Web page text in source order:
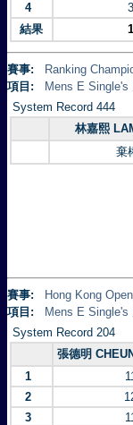
4 3
結果
1
賽事:
Ranking
項目:
Mens E Single's
System Record 444
林嘉熙
棄
賽事:
Hong Kong
項目:
Mens E Single's
System Record 204
張德明
1
2
3